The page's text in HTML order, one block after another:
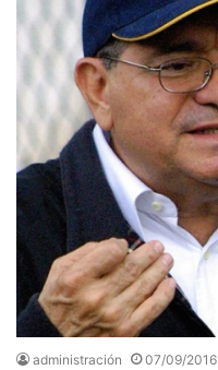
administración 07/09/2016